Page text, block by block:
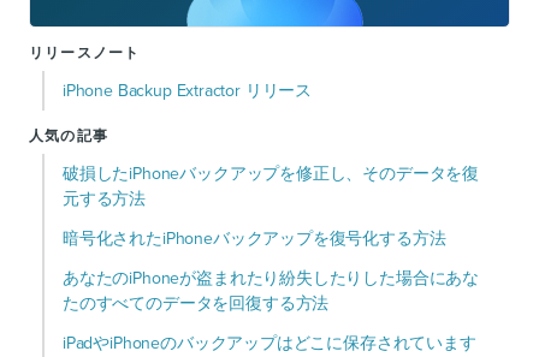
リリースノート
iPhone Backup Extractor リリース
人気の記事
破損したiPhoneバックアップを修正し、そのデータを復
元する方法
暗号化されたiPhoneバックアップを復号化する方法
あなたのiPhoneが盗まれたり紛失したりした場合にあな
たのすべてのデータを回復する方法
iPadやiPhoneのバックアップはどこに保存されています